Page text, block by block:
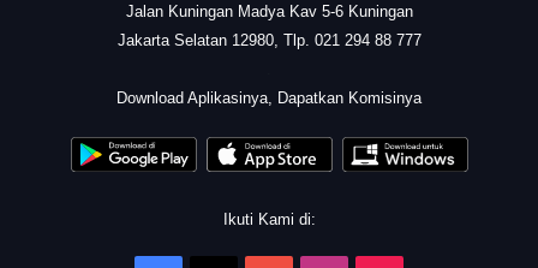
Jalan Kuningan Madya Kav 5-6 Kuningan
Jakarta Selatan 12980, Tlp. 021 294 88 777
Download Aplikasinya, Dapatkan Komisinya
Ikuti Kami di: